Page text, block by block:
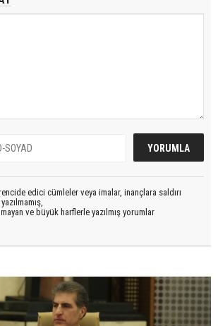
edici cümleler veya imalar, inançlara saldırı
ve büyük harflerle yazılmış yorumlar